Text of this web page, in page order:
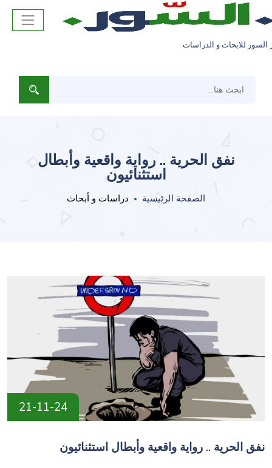
السور للابحاث و الدراسات
نفق الحرية .. رواية واقعية وأبطال
استثنائيون
الصفحة الرئيسية دراسات و أبحاث
21-11-24
نفق الحرية .. رواية واقعية وأبطال استثنائيون